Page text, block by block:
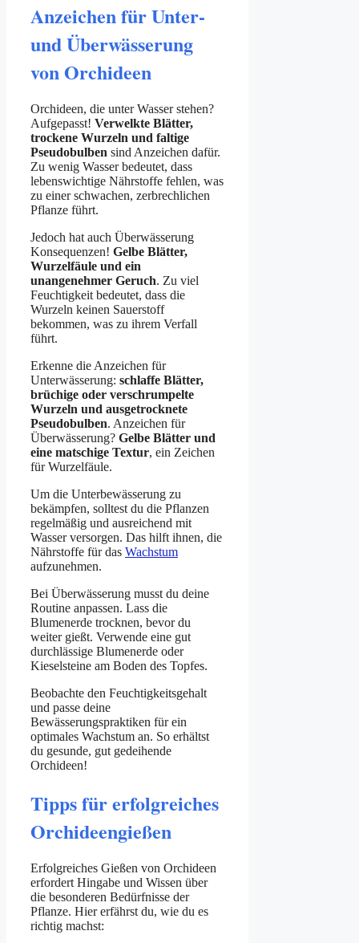
Anzeichen für Unter-
und Überwässerung
von Orchideen
Orchideen, die unter Wasser stehen?
Aufgepasst! Verwelkte Blätter,
trockene Wurzeln und faltige
Pseudobulben sind Anzeichen dafür.
Zu wenig Wasser bedeutet, dass
lebenswichtige Nährstoffe fehlen, was
zu einer schwachen, zerbrechlichen
Pflanze führt.
Jedoch hat auch Überwässerung
Konsequenzen! Gelbe Blätter,
Wurzelfäule und ein
unangenehmer Geruch. Zu viel
Feuchtigkeit bedeutet, dass die
Wurzeln keinen Sauerstoff
bekommen, was zu ihrem Verfall
führt.
Erkenne die Anzeichen für
Unterwässerung: schlaffe Blätter,
brüchige oder verschrumpelte
Wurzeln und ausgetrocknete
Pseudobulben. Anzeichen für
Überwässerung? Gelbe Blätter und
eine matschige Textur, ein Zeichen
für Wurzelfäule.
Um die Unterbewässerung zu
bekämpfen, solltest du die Pflanzen
regelmäßig und ausreichend mit
Wasser versorgen. Das hilft ihnen, die
Nährstoffe für das Wachstum
aufzunehmen.
Bei Überwässerung musst du deine
Routine anpassen. Lass die
Blumenerde trocknen, bevor du
weiter gießt. Verwende eine gut
durchlässige Blumenerde oder
Kieselsteine am Boden des Topfes.
Beobachte den Feuchtigkeitsgehalt
und passe deine
Bewässerungspraktiken für ein
optimales Wachstum an. So erhältst
du gesunde, gut gedeihende
Orchideen!
Tipps für erfolgreiches
Orchideengießen
Erfolgreiches Gießen von Orchideen
erfordert Hingabe und Wissen über
die besonderen Bedürfnisse der
Pflanze. Hier erfährst du, wie du es
richtig machst: